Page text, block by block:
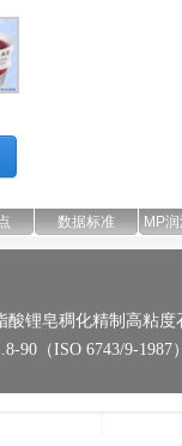
数据标准 MP
酸锂皂稠化精制高粘
90（ISO 6743/9-